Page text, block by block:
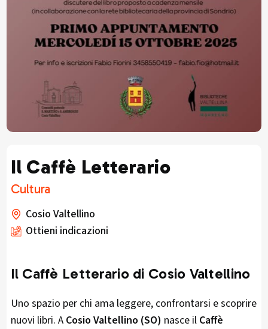
Il Caffè Letterario
Cultura
Cosio Valtellino
Ottieni indicazioni
Il Caffè Letterario di Cosio Valtellino
Uno spazio per chi ama leggere, confrontarsi e scoprire
nuovi libri. A Cosio Valtellino (SO) nasce il Caffè